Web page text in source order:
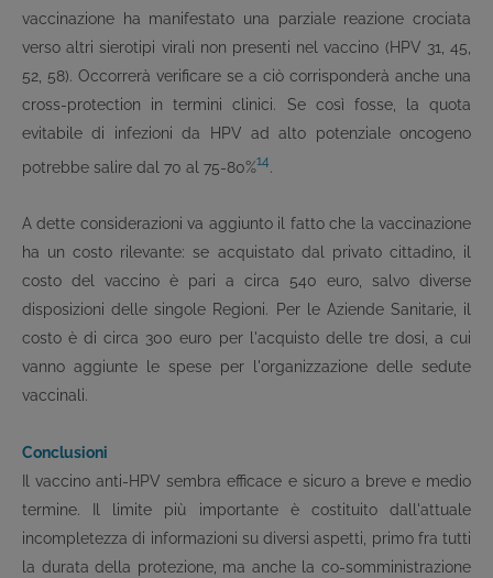
vaccinazione ha manifestato una parziale reazione crociata
verso altri sierotipi virali non presenti nel vaccino (HPV 31, 45,
52, 58). Occorrerà verificare se a ciò corrisponderà anche una
cross-protection in termini clinici. Se così fosse, la quota
evitabile di infezioni da HPV ad alto potenziale oncogeno
potrebbe salire dal 70 al 75-80%14
A dette considerazioni va aggiunto il fatto che la vaccinazione
ha un costo rilevante: se acquistato dal privato cittadino, il
costo del vaccino è pari a circa 540 euro, salvo diverse
disposizioni delle singole Regioni. Per le Aziende Sanitarie, il
costo è di circa 300 euro per l'acquisto delle tre dosi, a cui
vanno aggiunte le spese per l'organizzazione delle sedute
vaccinali.
Conclusioni
Il vaccino anti-HPV sembra efficace e sicuro a breve e medio
termine. Il limite più importante è costituito dall'attuale
incompletezza di informazioni su diversi aspetti, primo fra tutti
la durata della protezione, ma anche la co-somministrazione